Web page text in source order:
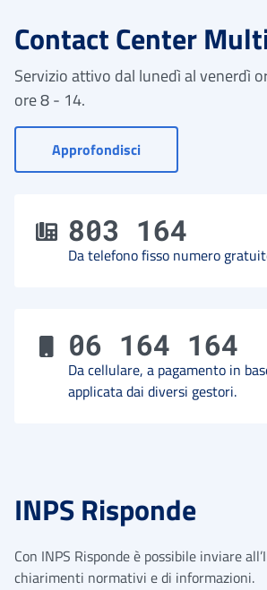
Contact Center
Servizio attivo dal lunedì al venerdì
ore 8 - 14.
Approfondisci- Vai a Contact Center
803 164
Da telefono fisso numero
06 164 164
Da cellulare, a pagamento in
applicata dai diversi gestori.
INPS Risponde
Con INPS Risponde è possibile inviare
chiarimenti normativi e di informazioni.